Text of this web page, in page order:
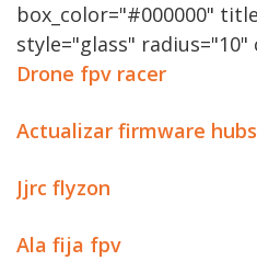
box_color="#000000"
style="glass"
Drone fpv racer
Actualizar firmware
Jjrc flyzon
Ala fija fpv